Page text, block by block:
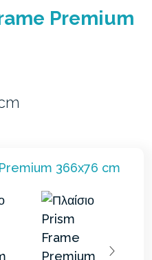
Premium